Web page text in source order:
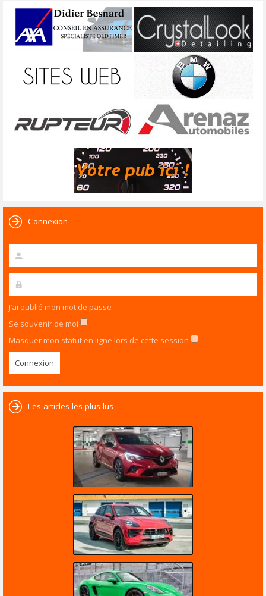
Connexion
J’ai oublié mon mot de passe
Se souvenir de moi
Masquer mon statut en ligne lors de cette session
Les articles les plus lus